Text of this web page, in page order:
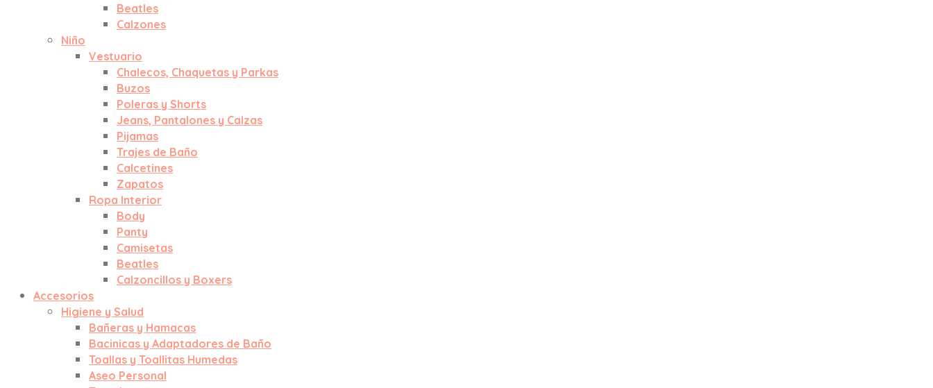
Beatles
Calzones
Niño
Vestuario
Chalecos, Chaquetas y Parkas
Buzos
Poleras y Shorts
Jeans, Pantalones y Calzas
Pijamas
Trajes de Baño
Calcetines
Zapatos
Ropa Interior
Body
Panty
Camisetas
Beatles
Calzoncillos y Boxers
Accesorios
Higiene y Salud
Bañeras y Hamacas
Bacinicas y Adaptadores de Baño
Toallas y Toallitas Humedas
Aseo Personal